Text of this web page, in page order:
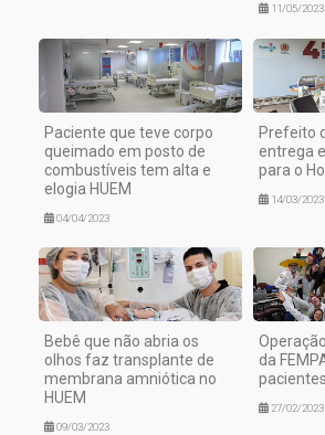
11/05/2023
Paciente que teve corpo
queimado em posto de
combustíveis tem alta e
elogia HUEM
04/04/2023
Prefeito
entrega
para o
14/03/2023
Bebê que não abria os
olhos faz transplante de
membrana amniótica no
HUEM
09/03/2023
da
27/02/2023